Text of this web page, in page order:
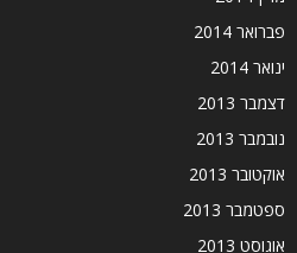
פברואר 2014
ינואר 2014
דצמבר 2013
נובמבר 2013
אוקטובר 2013
ספטמבר 2013
אוגוסט 2013